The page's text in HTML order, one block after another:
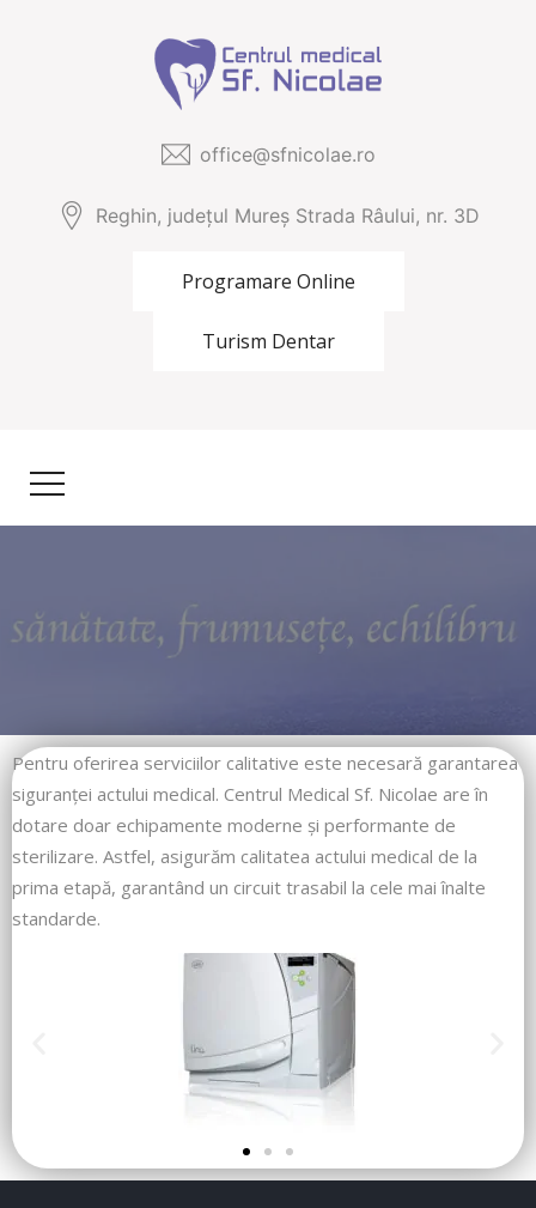
office@sfnicolae.ro
Reghin, județul Mureș Strada Râului, nr. 3D
Programare Online
Turism Dentar
Pentru oferirea serviciilor calitative este necesară garantarea
siguranței actului medical. Centrul Medical Sf. Nicolae are în
dotare doar echipamente moderne și performante de
sterilizare. Astfel, asigurăm calitatea actului medical de la
prima etapă, garantând un circuit trasabil la cele mai înalte
standarde.